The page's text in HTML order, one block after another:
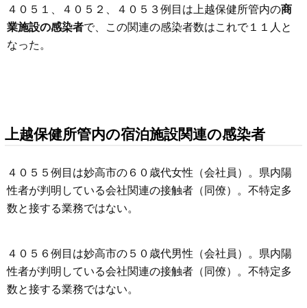
４０５１、４０５２、４０５３例目は上越保健所管内の商
業施設の感染者で、この関連の感染者数はこれで１１人と
なった。
上越保健所管内の宿泊施設関連の感染者
４０５５例目は妙高市の６０歳代女性（会社員）。県内陽
性者が判明している会社関連の接触者（同僚）。不特定多
数と接する業務ではない。
４０５６例目は妙高市の５０歳代男性（会社員）。県内陽
性者が判明している会社関連の接触者（同僚）。不特定多
数と接する業務ではない。